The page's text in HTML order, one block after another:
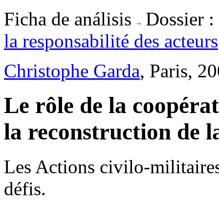
Ficha de análisis
Dossier :
la responsabilité des acteurs
Christophe Garda, Paris,
Le rôle de la
la reconstruction de
Les Actions civilo-
défis.